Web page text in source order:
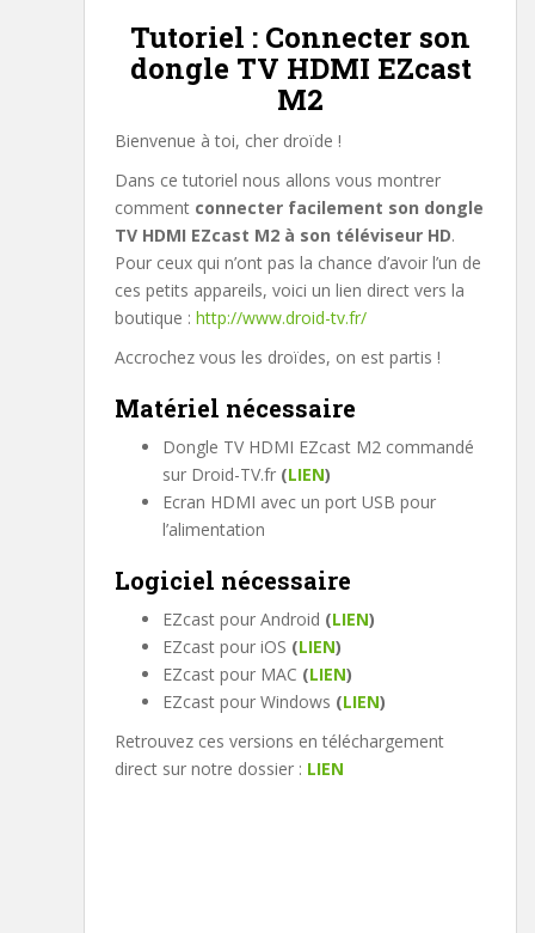
Tutoriel : Connecter son
dongle TV HDMI EZcast
M2
Bienvenue à toi, cher droïde !
Dans ce tutoriel nous allons vous montrer
comment connecter facilement son dongle
TV HDMI EZcast M2 à son téléviseur HD.
Pour ceux qui n’ont pas la chance d’avoir l’un de
ces petits appareils, voici un lien direct vers la
boutique : http://www.droid-tv.fr/
Accrochez vous les droïdes, on est partis !
Matériel nécessaire
Dongle TV HDMI EZcast M2 commandé
sur Droid-TV.fr (LIEN)
Ecran HDMI avec un port USB pour
l’alimentation
Logiciel nécessaire
EZcast pour Android (LIEN)
EZcast pour iOS (LIEN)
EZcast pour MAC (LIEN)
EZcast pour Windows (LIEN)
Retrouvez ces versions en téléchargement
direct sur notre dossier : LIEN